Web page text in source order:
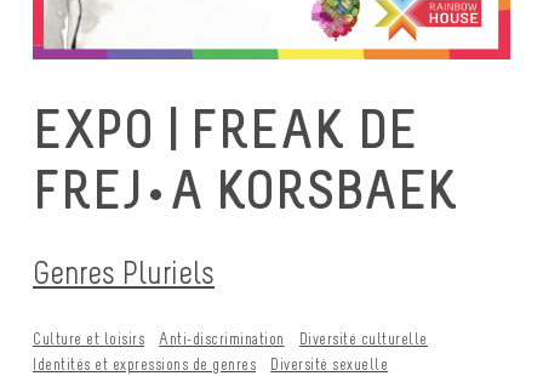
EXPO | FREAK DE
FREJ•A KORSBAEK
Genres Pluriels
Culture et loisirs Anti-discrimination
Diversité culturelle
Identités et expressions de genres
Diversité sexuelle